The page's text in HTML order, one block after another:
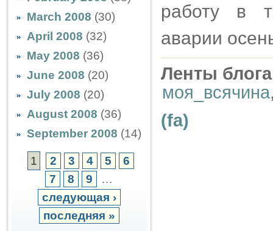
March 2008 (30)
April 2008 (32)
May 2008 (36)
June 2008 (20)
July 2008 (20)
August 2008 (36)
September 2008 (14)
1 2 3 4 5
6
7
8 9
…
следующая ›
последняя »
работу в
аварии
Ленты
моя_всячина
(fa)